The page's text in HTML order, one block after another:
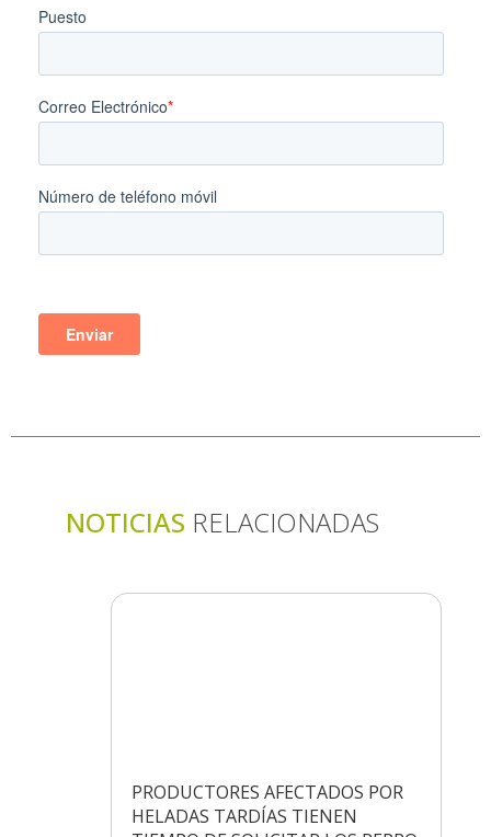
NOTICIAS RELACIONADAS
PRODUCTORES AFECTADOS POR
HELADAS TARDÍAS TIENEN